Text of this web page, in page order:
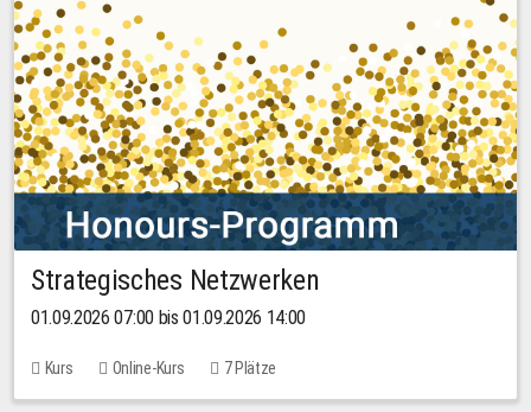
Strategisches Netzwerken
01.09.2026 07:00 bis 01.09.2026 14:00
Kurs Online-Kurs 7 Plätze